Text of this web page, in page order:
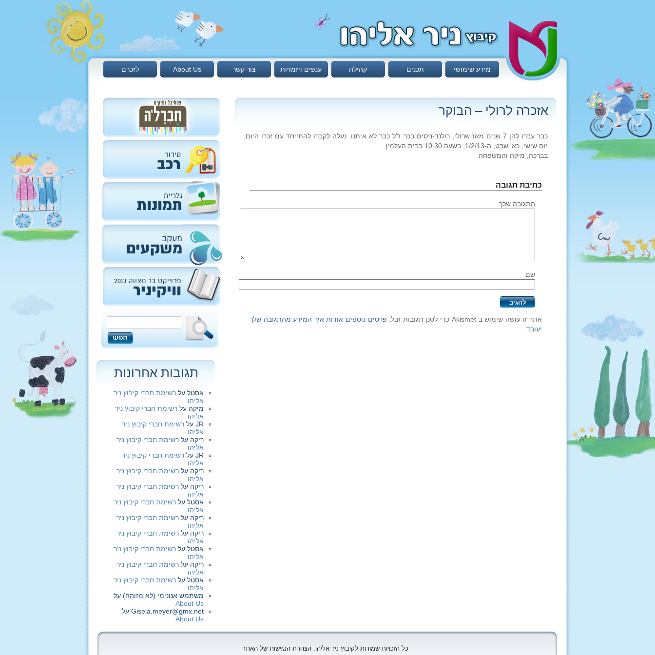
לזכרם About Us צור קשר ענפים ויזמויות קהילה תכנים מידע שימושי
אזכרה לרולי – הבוקר
כבר עברו להן 7 שנים מאז שרולי, רולנד-ניסים בכר ז"ל כבר לא איתנו. נעלה לקברו להתייחד עם זכרו היום,
יום שישי, כא' שבט, ה-1/2/13, בשעה 10:30 בבית העלמין.
בברכה, מיקה והמשפחה
כתיבת תגובה
התגובה שלך
שם
אתר זו עושה שימוש ב-Akismet כדי לסנן תגובות זבל.
פרטים נוספים אודות איך המידע מהתגובה שלך
יעובד
תגובות אחרונות
אסטל על רשימת חברי קיבוץ ניר
אליהו
מיקה על רשימת חברי קיבוץ ניר
אליהו
JR על רשימת חברי קיבוץ ניר
אליהו
ריקה על רשימת חברי קיבוץ ניר
אליהו
JR על רשימת חברי קיבוץ ניר
אליהו
ריקה על רשימת חברי קיבוץ ניר
אליהו
ריקה על רשימת חברי קיבוץ ניר
אליהו
אסטל על רשימת חברי קיבוץ ניר
אליהו
ריקה על רשימת חברי קיבוץ ניר
אליהו
ריקה על רשימת חברי קיבוץ ניר
אליהו
אסטל על רשימת חברי קיבוץ ניר
אליהו
ריקה על רשימת חברי קיבוץ ניר
אליהו
אסטל על רשימת חברי קיבוץ ניר
אליהו
משתמש אנונימי (לא מזוהה) על
About Us
Gisela.meyer@gmx.net על
About Us
כל הזכויות שמורות לקיבוץ ניר אליהו. הצהרת הנגישות של האתר